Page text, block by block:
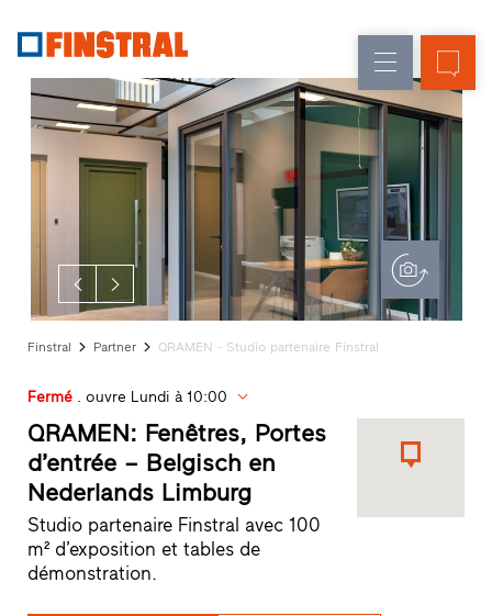
Fenêtres
Portes
d'entrée
Parois
vitrées
Rénovation
Construction
neuve
Références
Service
architectes
partenaires
Recherche
distributeurs
Accès
Finstral Partner QRAMEN - Studio partenaire Finstral
Fermé. ouvre Lundi à 10:00
QRAMEN: Fenêtres, Portes
d’entrée – Belgisch en
Nederlands Limburg
Studio partenaire Finstral avec 100
m² d’exposition et tables de
démonstration.